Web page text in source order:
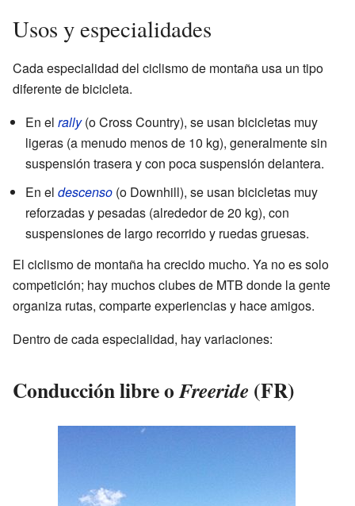
Usos y especialidades
Cada especialidad del ciclismo de montaña usa un tipo
diferente de bicicleta.
En el rally(o Cross Country), se usan bicicletas muy
ligeras (a menudo menos de 10 kg), generalmente sin
suspensión trasera y con poca suspensión delantera.
En el descenso (o Downhill), se usan bicicletas muy
reforzadas y pesadas (alrededor de 20 kg), con
suspensiones de largo recorrido y ruedas gruesas.
El ciclismo de montaña ha crecido mucho. Ya no es solo
competición; hay muchos clubes de MTB donde la gente
organiza rutas, comparte experiencias y hace amigos.
Dentro de cada especialidad, hay variaciones:
Conducción libre oFreeride (FR)